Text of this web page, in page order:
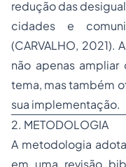
redução das
cidades e
(CARVALHO, 2021).
não apenas
tema, mas também
sua implementação.
2. METODOLOGIA
A metodologia
em uma revisão